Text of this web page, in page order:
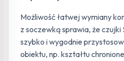
Możliwość łatwej wymiany
z soczewką sprawia, że czujki
szybko i wygodnie
obiektu, np. kształtu